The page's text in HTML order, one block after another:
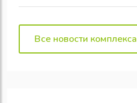
Все новости комплекса